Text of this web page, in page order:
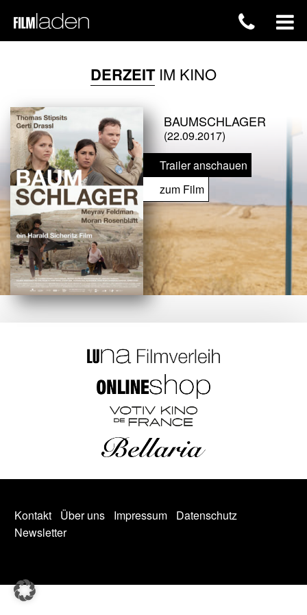
DERZEITIM KINO
BAUMSCHLAGER
(22.09.2017)
Trailer anschauen
zum Film
Kontakt Über uns Impressum
Datenschutz
Newsletter